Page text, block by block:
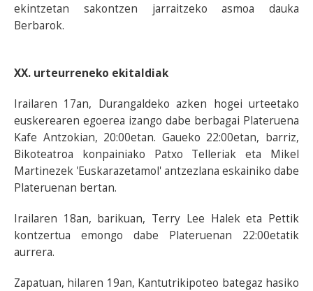
ekintzetan sakontzen jarraitzeko asmoa dauka
Berbarok.
XX. urteurreneko ekitaldiak
Irailaren 17an, Durangaldeko azken hogei urteetako
euskerearen egoerea izango dabe berbagai Plateruena
Kafe Antzokian, 20:00etan. Gaueko 22:00etan, barriz,
Bikoteatroa konpainiako Patxo Telleriak eta Mikel
Martinezek 'Euskarazetamol' antzezlana eskainiko dabe
Plateruenan bertan.
Irailaren 18an, barikuan, Terry Lee Halek eta Pettik
kontzertua emongo dabe Plateruenan 22:00etatik
aurrera.
Zapatuan, hilaren 19an, Kantutrikipoteo bategaz hasiko